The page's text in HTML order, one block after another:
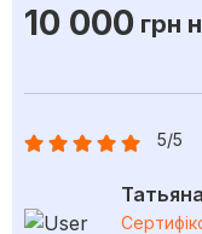
10 000 грн
5/5